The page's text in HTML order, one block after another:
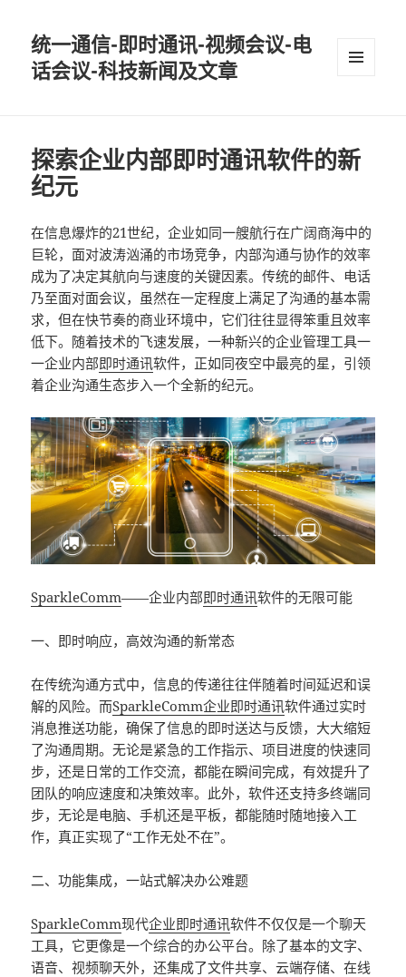
统一通信-即时通讯-视频会议-电
话会议-科技新闻及文章
探索企业内部即时通讯软件的新
纪元
在信息爆炸的21世纪，企业如同一艘航行在广阔商海中的
巨轮，面对波涛汹涌的市场竞争，内部沟通与协作的效率
成为了决定其航向与速度的关键因素。传统的邮件、电话
乃至面对面会议，虽然在一定程度上满足了沟通的基本需
求，但在快节奏的商业环境中，它们往往显得笨重且效率
低下。随着技术的飞速发展，一种新兴的企业管理工具一
一企业内部即时通讯软件，正如同夜空中最亮的星，引领
着企业沟通生态步入一个全新的纪元。
SparkleComm——企业内部即时通讯软件的无限可能
一、即时响应，高效沟通的新常态
在传统沟通方式中，信息的传递往往伴随着时间延迟和误
解的风险。而SparkleComm企业即时通讯软件通过实时
消息推送功能，确保了信息的即时送达与反馈，大大缩短
了沟通周期。无论是紧急的工作指示、项目进度的快速同
步，还是日常的工作交流，都能在瞬间完成，有效提升了
团队的响应速度和决策效率。此外，软件还支持多终端同
步，无论是电脑、手机还是平板，都能随时随地接入工
作，真正实现了“工作无处不在”。
二、功能集成，一站式解决办公难题
SparkleComm现代企业即时通讯软件不仅仅是一个聊天
工具，它更像是一个综合的办公平台。除了基本的文字、
语音、视频聊天外，还集成了文件共享、云端存储、在线